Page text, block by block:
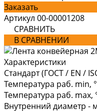
Заказать
Артикул 00-00001208
СРАВНИТЬ
В СРАВНЕНИИ
Характеристики
Стандарт (ГОСТ / EN /
Температура раб. min,
Температура раб. max,
Внутренний диаметр -